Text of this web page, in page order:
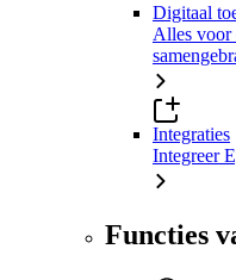
Digitaal
Alles voor
Integraties
Integreer
Functies